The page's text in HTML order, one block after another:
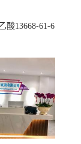
酸13668-61-6